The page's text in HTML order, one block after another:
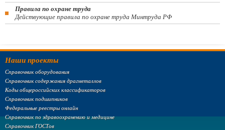
Правила по охране труда
Действующие правила по охране труда Минтруда РФ
Наши проекты
Справочник оборудования
Справочник содержания драгметаллов
Коды общероссийских классификаторов
Справочник подшипников
Федеральные реестры онлайн
Справочник по здравоохранению и медицине
Справочник ГОСТов